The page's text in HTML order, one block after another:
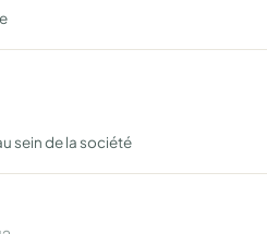
sein de la société